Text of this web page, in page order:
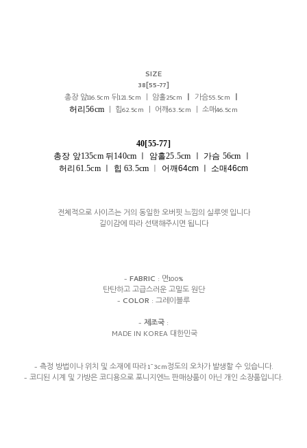
SIZE
38[55-77]
총장 앞116.5cm 뒤121.5cm ㅣ 암홀25cm
ㅣ 가슴55.5cm
ㅣ
허리56cm ㅣ 힙62.5cm ㅣ 어깨63.5cm ㅣ 소매46.5cm
40[55-77]
총장 앞135cm 뒤140cm ㅣ 암홀25.5cm
ㅣ 가슴 56cm ㅣ
허리61.5cm ㅣ 힙 63.5cm ㅣ 어깨64cm ㅣ 소매46cm
전체적으로 사이즈는 거의 동일한 오버핏 느낌의 실루엣 입니다
길이감에 따라 선택해주시면 됩니다
- FABRIC : 면100%
탄탄하고 고급스러운 고밀도 원단
- COLOR : 그레이블루
- 제조국 :
MADE IN KOREA 대한민국
- 측정 방법이나 위치 및 소재에 따라 1~3cm정도의 오차가 발생할 수 있습니다.
- 코디된 시계 및 가방은 코디용으로 포니지엔느 판매상품이 아닌 개인 소장품입니다.